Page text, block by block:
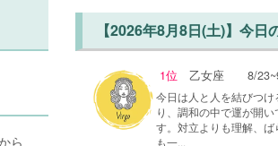
ら
【2026年8月8日(土)】今日
1位 乙女座 8/
今日は人と人を結びつけ
り、調和の中で運が開
す。対立よりも理解、ば
も一...